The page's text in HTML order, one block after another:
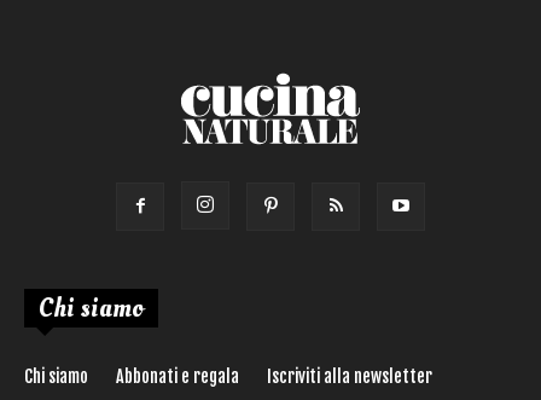
Chi siamo
Chi siamo Abbonati e regala
Iscriviti alla newsletter